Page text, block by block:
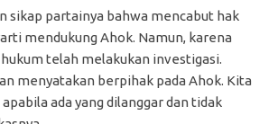
sikap partainya bahwa mencabut hak
mendukung Ahok. Namun, karena
telah melakukan investigasi.
menyatakan berpihak pada Ahok. Kita
ada yang dilanggar dan tidak